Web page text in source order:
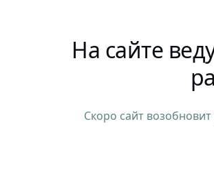
На сайте
Скоро сайт